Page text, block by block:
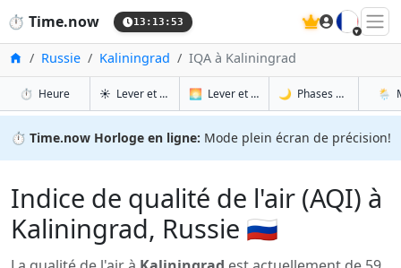
⏱️ Time.now 13:13:54 🇫🇷
Accueil
Russie Kaliningrad IQA à Kaliningrad
⏱️ Heureà Kaliningrad
☀️ Lever et coucher du soleil à Kaliningrad
🌅 Lever et coucher du soleil demain à
🌙 Phases de la Lune à
🌦️
⏱️ Time.now Horloge en ligne: Mode plein écran de précision!
Indice de qualité de l'air (AQI) à
Kaliningrad, Russie 🇷🇺